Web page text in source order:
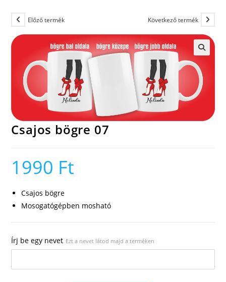
Előző termék Következő termék
Csajos bögre 07
1990 Ft
Csajos bögre
Mosogatógépben mosható
Írj be egy nevet Ezt a nevet látod majd a terméken